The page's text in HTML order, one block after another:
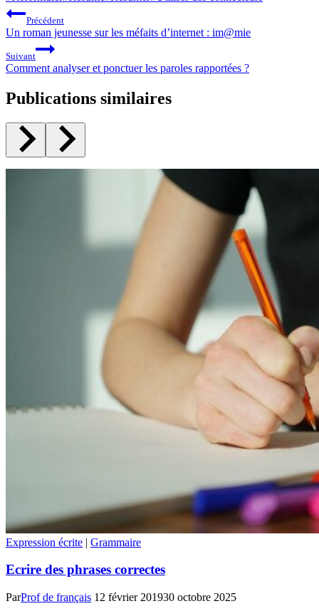
de
la
publication :
Navigation
de
l’article
Précédent
Un roman jeunesse sur les méfaits d’internet : im@mie
Suivant
Comment analyser et ponctuer les paroles rapportées ?
Publications similaires
Expression écrite | Grammaire
Ecrire des phrases correctes
ParProf de français 12 février 201930 octobre 2025